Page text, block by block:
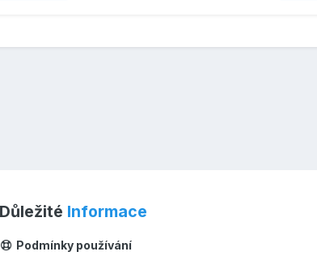
Důležité Informace
Podmínky používání